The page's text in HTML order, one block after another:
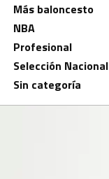
Más baloncesto
NBA
Profesional
Selección Nacional
Sin categoría